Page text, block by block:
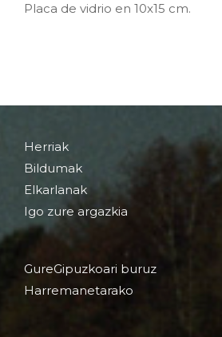
Placa de vidrio en 10x15 cm.
Herriak
Bildumak
Elkarlanak
Igo zure argazkia
GureGipuzkoari buruz
Harremanetarako